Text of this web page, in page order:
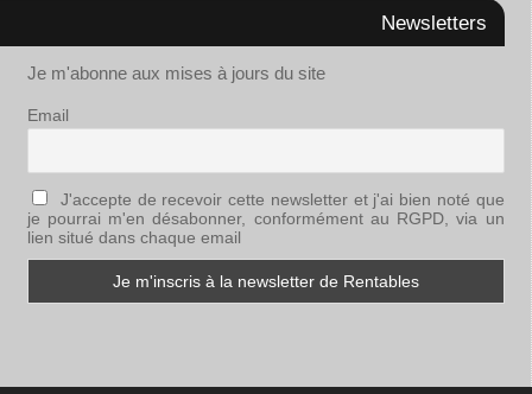
Newsletters
Je m'abonne aux mises à jours du site
Email
J'accepte de recevoir cette newsletter et j'ai bien noté que
je pourrai m'en désabonner, conformément au RGPD, via un
lien situé dans chaque email